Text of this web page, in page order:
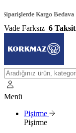
Kargo Bedava •
Vade Farksız 6 Taksit
Menü
Pişirme
Pişirme